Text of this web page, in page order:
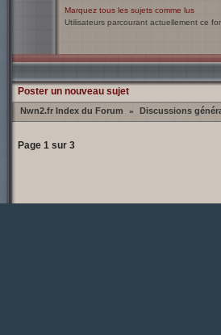
Marquez tous les sujets comme lus
Utilisateurs parcourant actuellement ce
Poster un nouveau sujet
Nwn2.fr Index du Forum » Discussions
Page 1sur 3